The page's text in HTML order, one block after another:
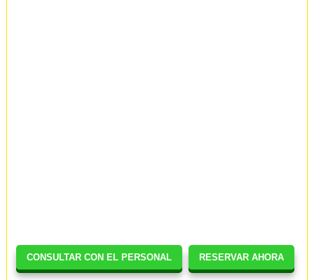
CONSULTAR CON EL PERSONAL RESERVAR AHORA